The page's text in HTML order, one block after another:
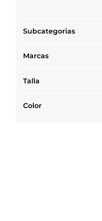
Subcategorias
Marcas
Talla
Color